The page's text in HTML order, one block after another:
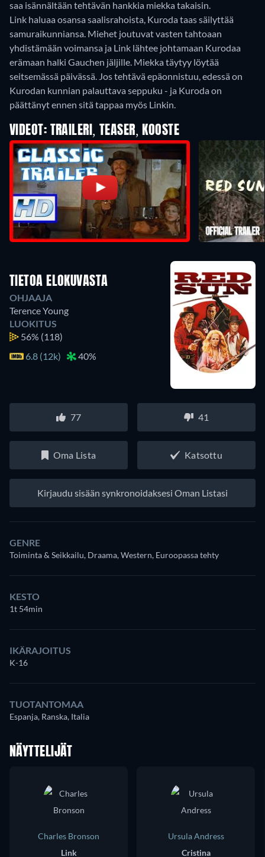
saa isännältään tehtävän hankkia miekka takaisin.
Link haluaa osansa saalisrahoista, Kuroda taas säilyttää
samuraikunniansa. Miehet joutuvat vasten tahtoaan
yhdistämään voimansa ja Link lähtee johtamaan Kurodaa
erämaan halki Gauchen jäljille. Miekka täytyy löytää
seitsemässä päivässä. Jos tehtävä epäonnistuu, edessä on
Kurodan kunnian palauttava seppuku - ja Kuroda on
päättänyt ennen sitä tappaa myös Linkin.
VIDEOT: TRAILERI, TEASER, KOOSTE
TIETOA ELOKUVASTA
OHJAAJA
Terence Young
LUOKITUS
56% (118)
6.8 (12k)
40%
77 41
Oma Lista Katsottu
Kirjaudu sisään synkronoidaksesi Oman Listasi
GENRE
Toiminta & Seikkailu, Draama, Western, Euroopassa tehty
KESTO
1t 54min
IKÄRAJOITUS
K-16
TUOTANTOMAA
Espanja, Ranska, Italia
NÄYTTELIJÄT
Charles Bronson
Link
Ursula Andress
Cristina